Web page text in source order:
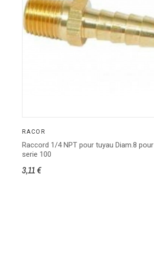
RACOR
Raccord 1/4 NPT pour tuyau Diam.8 pour
serie 100
3,11 €